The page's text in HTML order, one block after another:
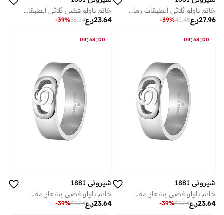
خاتم باولو ثلاثي الطبقات رمادي بعلامة سي إن تي للرجال
ر.ع27.96
45.48
-39%
خاتم باولو فضي ثلاثي الطبقات للرجال ٦٠ مم
ر.ع23.64
38.24
-39%
04:58:00
شيروتي 1881
خاتم باولو فضي بشعار مقصوص للرجال مقاس
ر.ع23.64
38.24
-39%
04:58:00
شيروتي 1881
خاتم باولو فضي بشعار مقصوص للرجال مقاس
ر.ع23.64
38.24
-39%